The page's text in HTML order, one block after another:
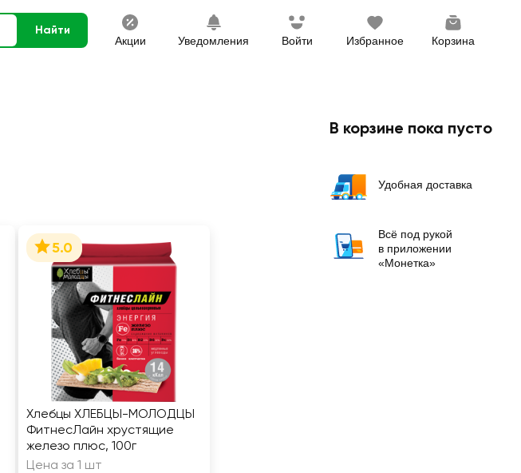
Найти
Акции Уведомления Войти Избранное Корзина
5.0
Хлебцы ХЛЕБЦЫ-МОЛОДЦЫ
ФитнесЛайн хрустящие
железо плюс, 100г
Цена за 1 шт
В корзине пока пусто
Удобная доставка
Всё под рукой
в приложении
«Монетка»